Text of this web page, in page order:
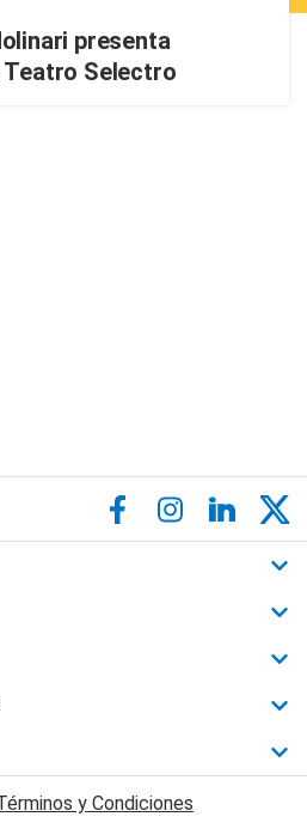
presenta
Teatro Selectro
y Condiciones